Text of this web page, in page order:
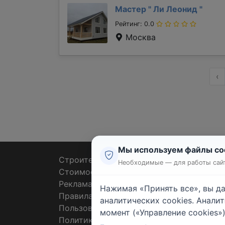
Мастер " Ли Леонид "
Рейтинг: 0.0
Москва
‹
Строительные тендеры
Стоимость работ
Реклама
Правила
Пользовательское соглашение
Политика конфиденциальности
Мы используем файлы
Необходимые — для работы
Нажимая «Принять все», вы
аналитических cookies.
момент («Управление